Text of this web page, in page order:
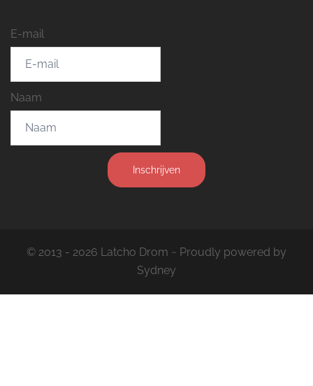
E-mail
Naam
Inschrijven
© 2013 - 2026 Latcho Drom ~ Proudly powered by
Sydney